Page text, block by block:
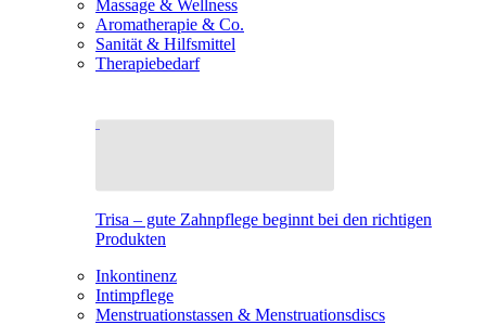
Massage & Wellness
Aromatherapie & Co.
Sanität & Hilfsmittel
Therapiebedarf
Trisa – gute Zahnpflege beginnt bei den richtigen
Produkten
Inkontinenz
Intimpflege
Menstruationstassen & Menstruationsdiscs